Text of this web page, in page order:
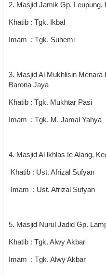
2. Masjid Jamik Gp. Leupung,
Khatib : Tgk. Ikbal
Imam : Tgk. Suhemi
3. Masjid Al Mukhlisin
Barona Jaya
Khatib : Tgk. Mukhtar Pasi
Imam : Tgk. M. Jamal Yahya
4. Masjid Al lkhlas Ie Alang,
Khatib : Ust. Afrizal Sufyan
Imam : Ust. Afrizal Sufyan
5. Masjid Nurul Jadid Gp.
Khatib : Tgk. Alwy Akbar
Imam : Tgk. Alwy Akbar